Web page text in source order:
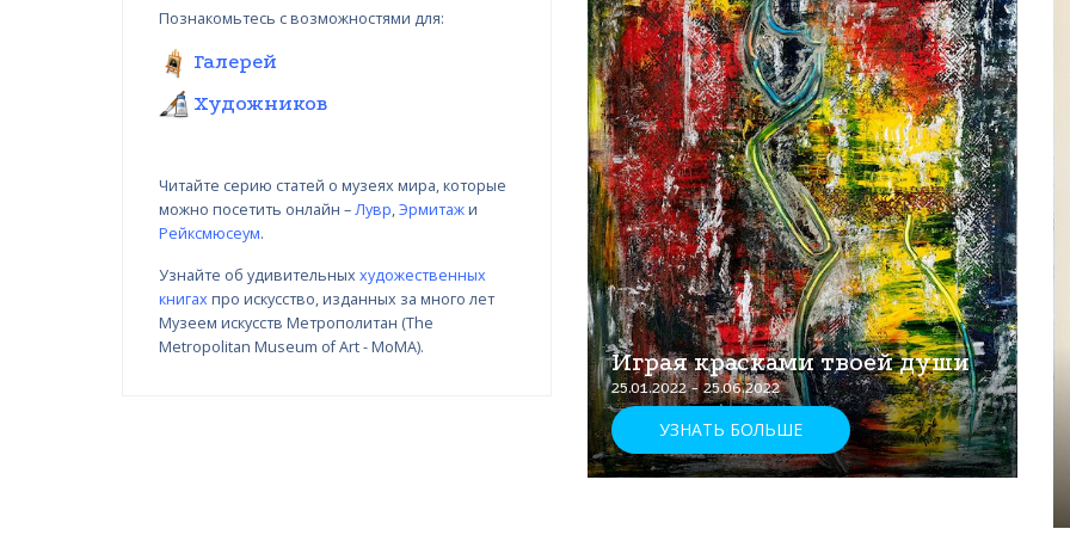
Познакомьтесь с возможностями для:
Галерей
Художников
Читайте серию статей о музеях мира, которые
можно посетить онлайн –Лувр,Эрмитажи
Рейксмюсеум.
Узнайте об удивительных художественных
книгах про искусство, изданных за много лет
Музеем искусств Метрополитан (The
Metropolitan Museum of Art - MoMA).
Вариации в цвете, Николай
Янакиев I
22.03.2018 - 31.09.2018 Играя красками твоей души
25.01.2022 - 25.06.2022
УЗНАТЬ БОЛЬШЕ